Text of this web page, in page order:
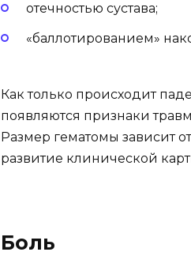
отечностью сустава;
«баллотированием»
Как только происходит
появляются признаки
Размер гематомы зависит
развитие клинической
Боль